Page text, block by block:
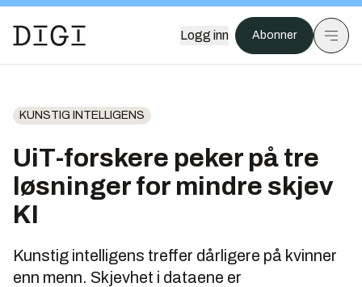
Logg inn Abonner
KUNSTIG INTELLIGENS
UiT-forskere peker på tre
løsninger for mindre skjev
KI
Kunstig intelligens treffer dårligere på kvinner
enn menn. Skjevhet i dataene er